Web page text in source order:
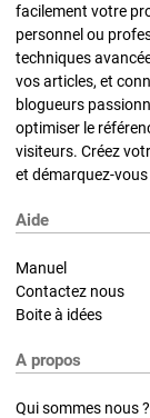
facilement votre
personnel ou
techniques
vos articles, et
blogueurs
optimiser le
visiteurs. Créez
et démarquez-
Aide
Manuel
Contactez nous
Boite à idées
A propos
Qui sommes nous ?